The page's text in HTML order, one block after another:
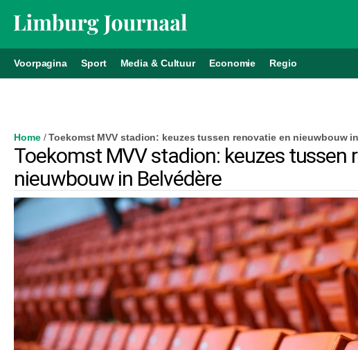
Voorpagina Sport Media & Cultuur Economie Regio
Home/Toekomst MVV stadion: keuzes tussen renovatie en nieuwbouw
Toekomst MVV stadion: keuzes tussen
nieuwbouw in Belvédère